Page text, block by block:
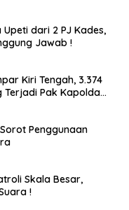
dari 2 PJ Kades,
Jawab !
Kiri Tengah, 3.374
Terjadi Pak Kapolda
Penggunaan
Skala Besar,
!